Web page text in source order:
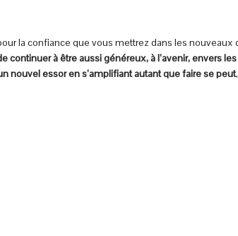
la confiance que vous mettrez dans les nouveaux
continuer à être aussi généreux, à l’avenir, envers
nouvel essor en s’amplifiant autant que faire se peut